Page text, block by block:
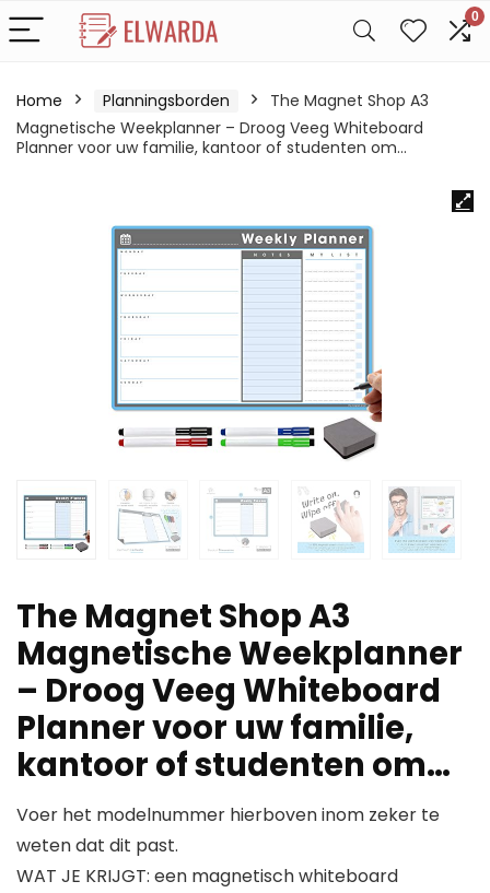
0
Home Planningsborden
The Magnet Shop A3
Magnetische Weekplanner – Droog Veeg Whiteboard
Planner voor uw familie, kantoor of studenten om…
The Magnet Shop A3
Magnetische Weekplanner
– Droog Veeg Whiteboard
Planner voor uw familie,
kantoor of studenten om…
Voer het modelnummer hierboven inom zeker te
weten dat dit past.
WAT JE KRIJGT: een magnetisch whiteboard